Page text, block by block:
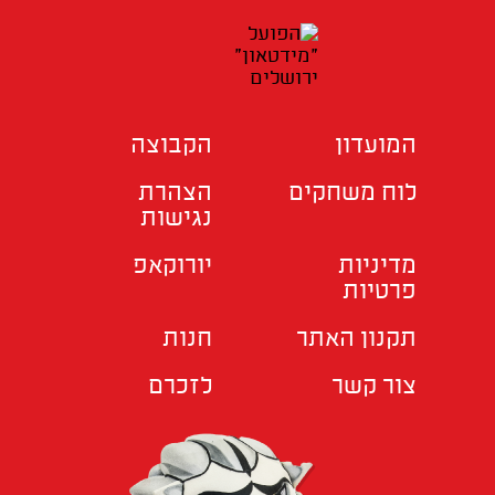
המועדון
הקבוצה
לוח משחקים
הצהרת
נגישות
מדיניות
פרטיות
יורוקאפ
תקנון האתר
חנות
צור קשר
לזכרם